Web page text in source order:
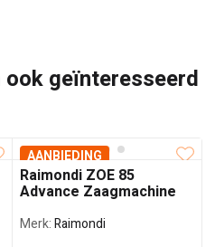
geïnteresseerd
AANBIEDING
Raimondi ZOE 85
Advance Zaagmachine
Merk:Raimondi